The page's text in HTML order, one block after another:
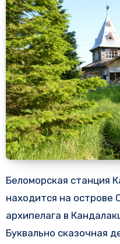
Беломорская станция Казанского университета
находится на острове
архипелага в
Буквально сказочная